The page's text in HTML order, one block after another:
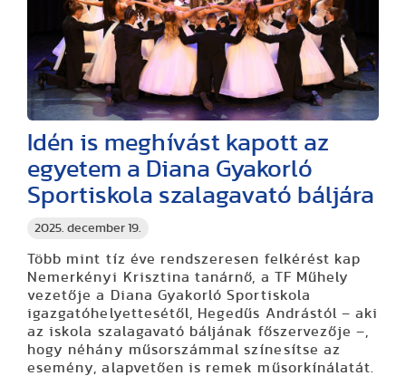
2025. december 19.
Idén is meghívást kapott az
egyetem a Diana Gyakorló
Sportiskola szalagavató báljára
Több mint tíz éve rendszeresen felkérést kap
Nemerkényi Krisztina tanárnő, a TF Műhely
vezetője a Diana Gyakorló Sportiskola
igazgatóhelyettesétől, Hegedűs Andrástól – aki
az iskola szalagavató báljának főszervezője –,
hogy néhány műsorszámmal színesítse az
esemény, alapvetően is remek műsorkínálatát.